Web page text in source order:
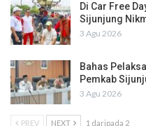
Di Car Free
Sijunjung
3 Agu 2026
Bahas
Pemkab
3 Agu 2026
PREV NEXT 1 daripada 2